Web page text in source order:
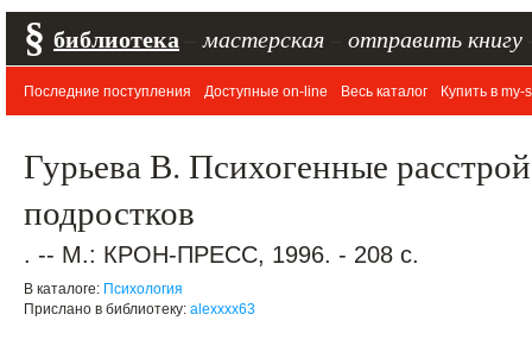
§ библиотека мастерская отправить книгу
Последние поступления Доступные on-line Весь каталог Купить в my-
Гурьева В. Психогенные
подростков
. -- М.: КРОН-ПРЕСС, 1996. - 208 с.
В каталоге: Психология
Прислано в библиотеку: alexxxx63